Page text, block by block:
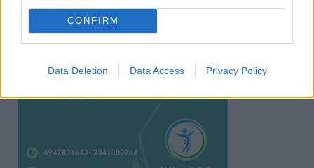
CONFIRM
Data Deletion Data Access Privacy Policy